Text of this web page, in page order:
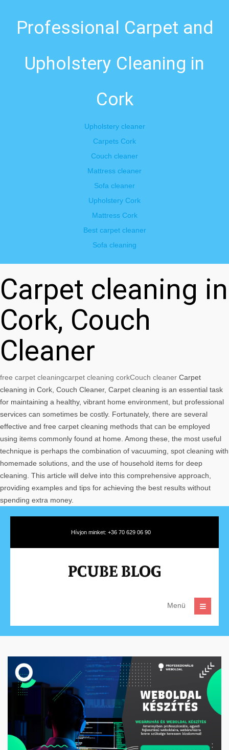
Professional Carpet and
Upholstery Cleaning in
Cork
Upholstery cleaner
Carpets Cork
Couch cleaner
Mattress cleaner
Sofa cleaner
Upholstery Cork
Mattress Cork
Best carpet cleaner
Sofa cleaning
Carpet cleaning in
Cork, Couch
Cleaner
free carpet cleaningcarpet cleaning corkCouch cleaner Carpet
cleaning in Cork, Couch Cleaner, Carpet cleaning is an essential task
for maintaining a healthy, vibrant home environment, but professional
services can sometimes be costly. Fortunately, there are several
effective and free carpet cleaning methods that can be employed
using items commonly found at home. Among these, the most useful
technique is perhaps the combination of vacuuming, spot cleaning with
homemade solutions, and the use of household items for deep
cleaning. This article will delve into this comprehensive approach,
providing examples and tips for achieving the best results without
spending extra money.
Hívjon minket: +36 70 629 06 90
Menü